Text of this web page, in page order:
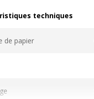
techniques
de papier